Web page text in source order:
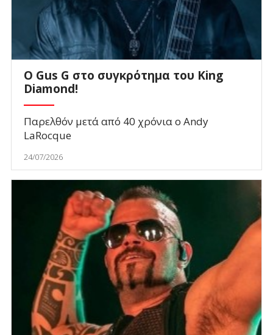
O Gus G στο συγκρότημα του King
Diamond!
Παρελθόν μετά από 40 χρόνια ο Andy
LaRocque
24/07/2026